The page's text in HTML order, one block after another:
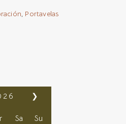
, Portavelas
❯
Sa Su